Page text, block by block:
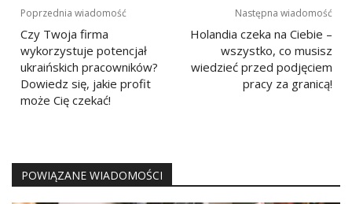
Nawigacja
wpisu
Poprzednia wiadomość
Czy Twoja firma
wykorzystuje potencjał
ukraińskich pracowników?
Dowiedz się, jakie profit
może Cię czekać!
Następna wiadomość
Holandia czeka na Ciebie –
wszystko, co musisz
wiedzieć przed podjęciem
pracy za granicą!
POWIĄZANE WIADOMOŚCI